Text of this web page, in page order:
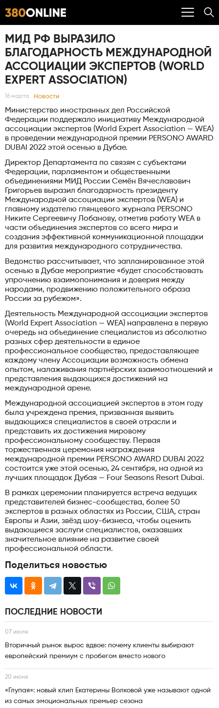
МИД РФ ВЫРАЗИЛО
БЛАГОДАРНОСТЬ МЕЖДУНАРОДНОЙ
АССОЦИАЦИИ ЭКСПЕРТОВ (WORLD
ЕXPERT АSSOCIATION)
16 марта Новости
Министерство иностранных дел Российской
Федерации поддержало инициативу Международной
ассоциации экспертов (World Еxpert Аssociation — WEA)
в проведении международной премии PERSONO AWARD
DUBAI 2022 этой осенью в Дубае.
Директор Департамента по связям с субъектами
Федерации, парламентом и общественными
объединениями МИД России Семён Вячеславович
Григорьев выразил благодарность президенту
Международной ассоциации экспертов (WEA) и
главному издателю глянцевого журнала PERSONO
Никите Сергеевичу Лобанову, отметив работу WEA в
части объединения экспертов со всего мира и
создания эффективной коммуникационной площадки
для развития международного сотрудничества.
Ведомство рассчитывает, что запланированное этой
осенью в Дубае мероприятие «будет способствовать
упрочнению взаимопонимания и доверия между
народами, продвижению положительного образа
России за рубежом».
Деятельность Международной ассоциации экспертов
(World Еxpert Аssociation — WEA) направлена в первую
очередь на объединение специалистов из абсолютно
разных сфер деятельности в единое
профессиональное сообщество, предоставляющее
каждому члену Ассоциации возможность обмена
опытом, налаживания партнёрских взаимоотношений и
представления выдающихся достижений на
международной арене.
Международной ассоциацией экспертов в этом году
была учреждена премия, призванная выявить
выдающихся специалистов в своей отрасли и
представить их достижения мировому
профессиональному сообществу. Первая
торжественная церемония награждения
международной премии PERSONO AWARD DUBAI 2022
состоится уже этой осенью, 24 сентября, на одной из
лучших площадок Дубая — Four Seasons Resort Dubai.
В рамках церемонии планируется встреча ведущих
представителей бизнес-сообщества, более 50
экспертов в разных областях из России, США, стран
Европы и Азии, звёзд шоу-бизнеса, чтобы оценить
выдающиеся заслуги специалистов, оказавших
значительное влияние на развитие своей
профессиональной области.
Поделиться новостью
ПОСЛЕДНИЕ НОВОСТИ
07 июля
Вторичный рынок вырос вдвое: почему клиенты выбирают
европейский премиум с пробегом вместо нового
20 июня
«Глупая»: новый клип Екатерины Волковой уже называют одной
из самых эмоциональных премьер сезона